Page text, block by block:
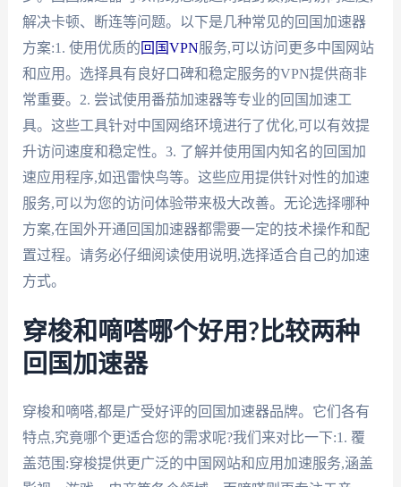
解决卡顿、断连等问题。以下是几种常见的回国加速器
方案:1. 使用优质的回国VPN服务,可以访问更多中国网站
和应用。选择具有良好口碑和稳定服务的VPN提供商非
常重要。2. 尝试使用番茄加速器等专业的回国加速工
具。这些工具针对中国网络环境进行了优化,可以有效提
升访问速度和稳定性。3. 了解并使用国内知名的回国加
速应用程序,如迅雷快鸟等。这些应用提供针对性的加速
服务,可以为您的访问体验带来极大改善。无论选择哪种
方案,在国外开通回国加速器都需要一定的技术操作和配
置过程。请务必仔细阅读使用说明,选择适合自己的加速
方式。
穿梭和嘀嗒哪个好用?比较两种
回国加速器
穿梭和嘀嗒,都是广受好评的回国加速器品牌。它们各有
特点,究竟哪个更适合您的需求呢?我们来对比一下:1. 覆
盖范围:穿梭提供更广泛的中国网站和应用加速服务,涵盖